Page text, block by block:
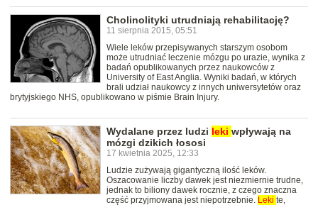
Cholinolityki utrudniają rehabilitację?
11 sierpnia 2015, 05:51
Wiele leków przepisywanych starszym osobom
może utrudniać leczenie mózgu po urazie, wynika z
badań opublikowanych przez naukowców z
University of East Anglia. Wyniki badań, w których
brali udział naukowcy z innych uniwersytetów oraz
brytyjskiego NHS, opublikowano w piśmie Brain Injury.
Wydalane przez ludzi leki wpływają na
mózgi dzikich łososi
17 kwietnia 2025, 12:33
Ludzie zużywają gigantyczną ilość leków.
Oszacowanie liczby dawek jest niezmiernie trudne,
jednak to biliony dawek rocznie, z czego znaczna
część przyjmowana jest niepotrzebnie. Leki te,